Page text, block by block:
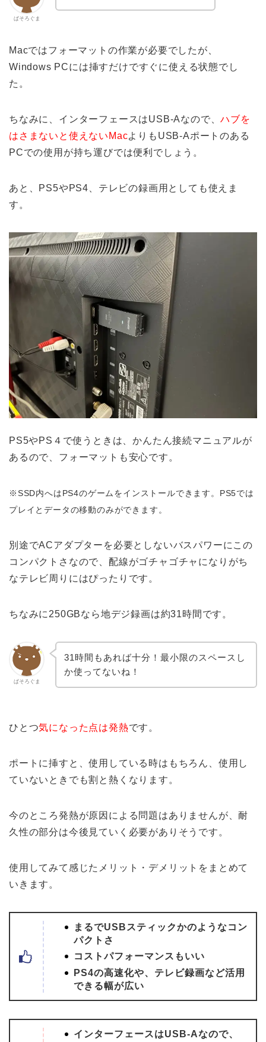
ぱそろぐま
Macではフォーマットの作業が必要でしたが、
Windows PCには挿すだけですぐに使える状態でし
た。
ちなみに、インターフェースはUSB-Aなので、ハブを
はさまないと使えないMacよりもUSB-Aポートのある
PCでの使用が持ち運びでは便利でしょう。
あと、PS5やPS4、テレビの録画用としても使えま
す。
PS5やPS４で使うときは、かんたん接続マニュアルが
あるので、フォーマットも安心です。
※SSD内へはPS4のゲームをインストールできます。PS5では
プレイとデータの移動のみができます。
別途でACアダプターを必要としないバスパワーにこの
コンパクトさなので、配線がゴチャゴチャになりがち
なテレビ周りにはぴったりです。
ちなみに250GBなら地デジ録画は約31時間です。
ぱそろぐま
31時間もあれば十分！最小限のスペースし
か使ってないね！
ひとつ気になった点は発熱です。
ポートに挿すと、使用している時はもちろん、使用し
ていないときでも割と熱くなります。
今のところ発熱が原因による問題はありませんが、耐
久性の部分は今後見ていく必要がありそうです。
使用してみて感じたメリット・デメリットをまとめて
いきます。
まるでUSBスティックかのようなコン
パクトさ
コストパフォーマンスもいい
PS4の高速化や、テレビ録画など活用
できる幅が広い
インターフェースはUSB-Aなので、